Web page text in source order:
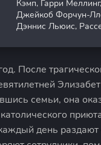
Кэмп, Гарри
Джейкоб Форчун-
Дэннис Льюис,
После
семьи, она
день раздают